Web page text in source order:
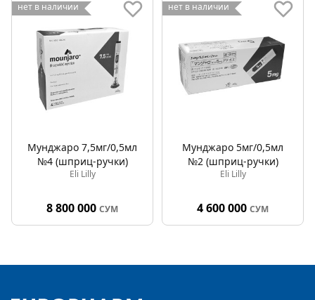
нет в наличии
Мунджаро 7,5мг/0,5мл
№4 (шприц-ручки)
Eli Lilly
8 800 000 СУМ
нет в наличии
Мунджаро 5мг/0,5мл
№2 (шприц-ручки)
Eli Lilly
4 600 000 СУМ